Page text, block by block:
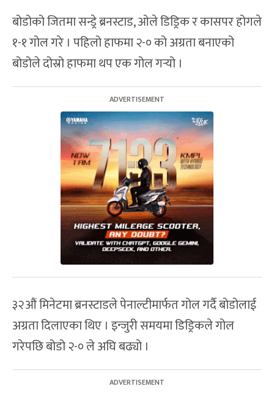
बोडोको जितमा सन्ड्रे ब्रनस्टाड, ओले डिड्रिक र कासपर होगले
१-१ गोल गरे । पहिलो हाफमा २-० को अग्रता बनाएको
बोडोले दोस्रो हाफमा थप एक गोल गर्‍यो ।
३२औं मिनेटमा ब्रनस्टाडले पेनाल्टीमार्फत गोल गर्दै बोडोलाई
अग्रता दिलाएका थिए । इन्जुरी समयमा डिड्रिकले गोल
गरेपछि बोडो २-० ले अघि बढ्यो ।